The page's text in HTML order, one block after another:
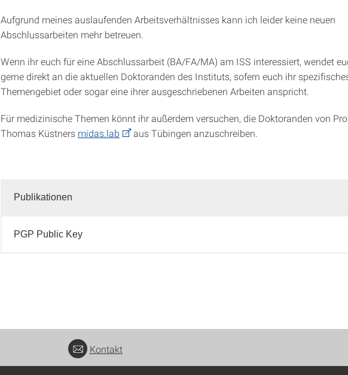
Aufgrund meines auslaufenden Arbeitsverhältnisses kann ich leider keine neuen
Abschlussarbeiten mehr betreuen.
Wenn ihr euch für eine Abschlussarbeit (BA/FA/MA) am ISS interessiert, wendet
gerne direkt an die aktuellen Doktoranden des Instituts, sofern euch ihr
Themengebiet oder sogar eine ihrer ausgeschriebenen Arbeiten anspricht.
Für medizinische Themen könnt ihr außerdem versuchen, die Doktoranden von
Thomas Küstners midas.lab aus Tübingen anzuschreiben.
Publikationen
PGP Public Key
Kontakt